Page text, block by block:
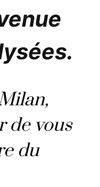
de vous
du